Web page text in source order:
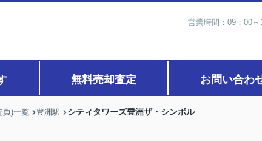
営業時間：09：00
無料売却査定 お問い合わ
買)一覧 豊洲駅 シティタワーズ豊洲ザ・シンボル